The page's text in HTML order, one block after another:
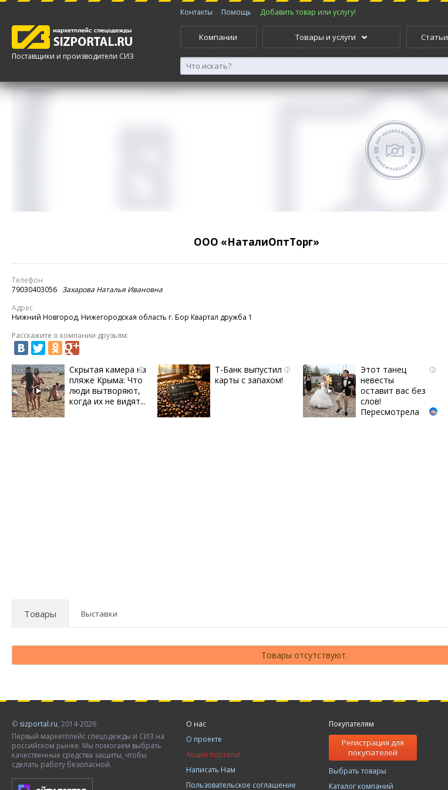
Поставщики и производители СИЗ
Контакты Помощь Добавить товар или услугу!
Компании Товары и услуги Статьи
ООО «НаталиОптТорг»
Телефон
79030403056 Захарова Наталья Ивановна
Адрес
Нижний Новгород, Нижегородская область г. Бор Квартал дружба 1
Расскажите о компании друзьям:
i
Скрытая камера на
пляже Крыма: Что
люди вытворяют,
когда их не видят...
i
Т-Банк выпустил
карты с запахом!
i
Этот танец
невесты
оставит вас без
слов!
Пересмотрела
Товары Выставки
Товары отсутствуют.
© sizportal.ru, 2014-2026
Первый маркетплейс спецодежды и СИЗ на
российском рынке. Мы помогаем выбрать
качественные средства защиты, чтобы
сделать работу безопасной.
О нас
О проекте
Акции портала!
Написать Нам
Пользовательское соглашение
Покупателям
Регистрация для
покупателей
Выбрать товары
Каталог компаний